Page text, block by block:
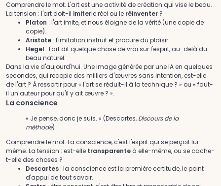
Comprendre le mot. L'art est une activité de création qui vise le beau.
La tension : l'art doit-il imiterle réel ou le réinventer ?
Platon : l'art imite, et nous éloigne de la vérité (une copie de
copie).
Aristote : l'imitation instruit et procure du plaisir.
Hegel : l'art dit quelque chose de vrai sur l'esprit, au-delà du
beau naturel.
Dans la vie d'aujourd'hui. Une image générée par une IA en quelques
secondes, qui recopie des milliers d'œuvres sans intention, est-elle
de l'art ? À ressortir pour « l'art se réduit-il à la technique ? » ou « faut-
il un auteur pour qu'il y ait œuvre ? ».
La conscience
« Je pense, donc je suis. » (Descartes, Discours de la
méthode)
Comprendre le mot. La conscience, c'est l'esprit qui se perçoit lui-
même. La tension : est-elle transparenteà elle-même, ou se cache-
t-elle des choses ?
Descartes : la conscience est la première certitude, le point
d'appui de tout savoir.